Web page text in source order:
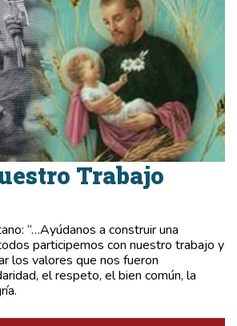
Trabajo
“…Ayúdanos a construir una
participemos con nuestro trabajo y
los valores que nos fueron
el respeto, el bien común, la